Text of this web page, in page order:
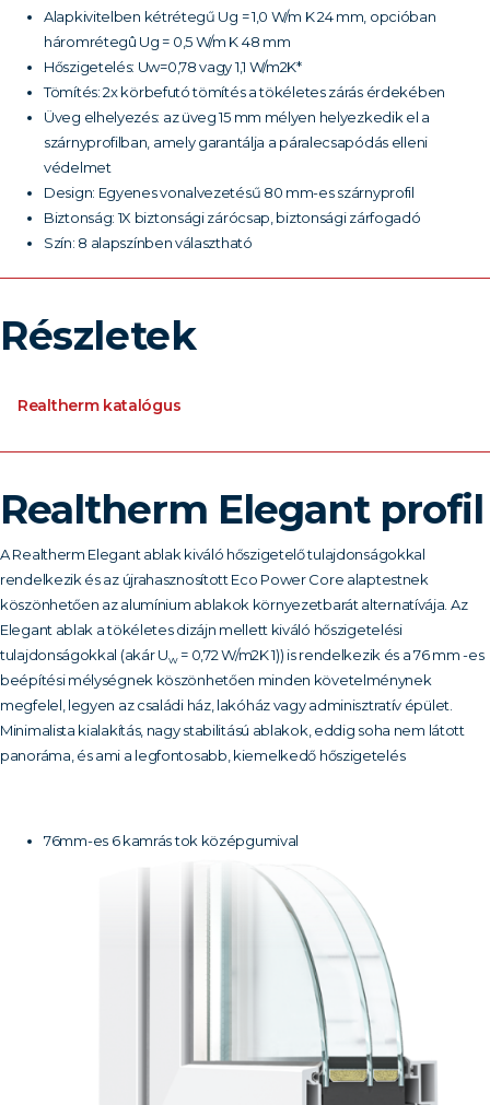
Alapkivitelben kétrétegű Ug = 1,0 W/m K 24 mm, opcióban
háromrétegû Ug = 0,5 W/m K 48 mm
Hőszigetelés: Uw=0,78 vagy 1,1 W/m2K*
Tömítés: 2x körbefutó tömítés a tökéletes zárás érdekében
Üveg elhelyezés: az üveg 15 mm mélyen helyezkedik el a
szárnyprofilban, amely garantálja a páralecsapódás elleni
védelmet
Design: Egyenes vonalvezetésű 80 mm-es szárnyprofil
Biztonság: 1X biztonsági zárócsap, biztonsági zárfogadó
Szín: 8 alapszínben választható
Részletek
Realtherm katalógus
Realtherm Elegant profil
A Realtherm Elegant ablak kiváló hőszigetelő tulajdonságokkal
rendelkezik és az újrahasznosított Eco Power Core alaptestnek
köszönhetően az alumínium ablakok környezetbarát alternatívája. Az
Elegant ablak a tökéletes dizájn mellett kiváló hőszigetelési
tulajdonságokkal (akár Uw = 0,72 W/m2K 1)) is rendelkezik és a 76 mm -es
beépítési mélységnek köszönhetően minden követelménynek
megfelel, legyen az családi ház, lakóház vagy adminisztratív épület.
Minimalista kialakítás, nagy stabilitású ablakok, eddig soha nem látott
panoráma, és ami a legfontosabb, kiemelkedő hőszigetelés
76mm-es 6 kamrás tok középgumival